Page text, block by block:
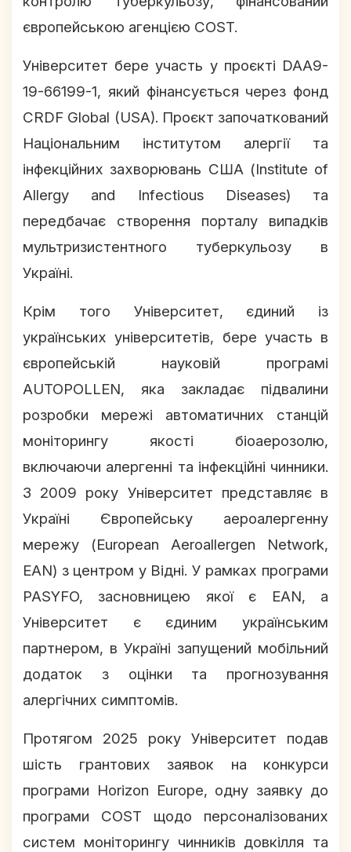
європейською агенцією COST.
Університет бере участь у проєкті DAA9-
19-66199-1, який фінансується через фонд
CRDF Global (USA). Проєкт започаткований
Національним інститутом алергії та
інфекційних захворювань США (Institute of
Allergy and Infectious Diseases) та
передбачає створення порталу випадків
мультризистентного туберкульозу в
Україні.
Крім того Університет, єдиний із
українських університетів, бере участь в
європейській науковій програмі
AUTOPOLLEN, яка закладає підвалини
розробки мережі автоматичних станцій
моніторингу якості біоаерозолю,
включаючи алергенні та інфекційні чинники.
З 2009 року Університет представляє в
Україні Європейську аероалергенну
мережу (European Aeroallergen Network,
EAN) з центром у Відні. У рамках програми
PASYFO, засновницею якої є EAN, а
Університет є єдиним українським
партнером, в Україні запущений мобільний
додаток з оцінки та прогнозування
алергічних симптомів.
Протягом 2025 року Університет подав
шість грантових заявок на конкурси
програми Horizon Europe, одну заявку до
програми COST щодо персоналізованих
систем моніторингу чинників довкілля та